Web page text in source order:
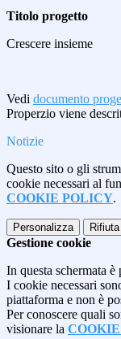
Titolo progetto
Crescere insieme
Vedi documento
Properzio viene
Notizie
Questo sito o gli
cookie necessari al
COOKIE POLICY.
Personalizza
Gestione cookie
In questa schermata
I cookie necessari
piattaforma e non è
Per conoscere quali
visionare la